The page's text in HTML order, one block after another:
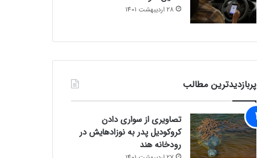
28 اردیبهشت 1401
پربازدیدترین مطالب
تصاویری از سواری دادن
کروکودیل پدر به نوزادهایش در
رودخانه هند